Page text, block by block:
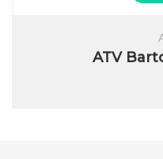
ATV